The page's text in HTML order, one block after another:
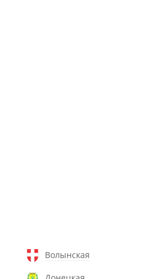
Волынская